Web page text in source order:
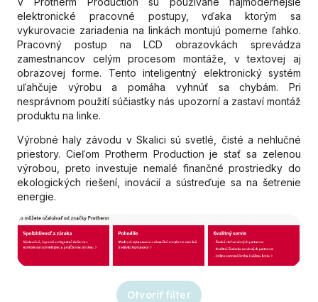
elektronické pracovné postupy, vďaka ktorým sa
vykurovacie zariadenia na linkách montujú pomerne ľahko.
Pracovný postup na LCD obrazovkách sprevádza
zamestnancov celým procesom montáže, v textovej aj
obrazovej forme. Tento inteligentný elektronický systém
uľahčuje výrobu a pomáha vyhnúť sa chybám. Pri
nesprávnom použití súčiastky nás upozorní a zastaví montáž
produktu na linke.
Výrobné haly závodu v Skalici sú svetlé, čisté a nehlučné
priestory. Cieľom Protherm Production je stať sa zelenou
výrobou, preto investuje nemalé finančné prostriedky do
ekologických riešení, inovácií a sústreďuje sa na šetrenie
energie.
Otvoriť filter